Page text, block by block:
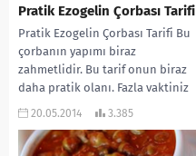
Pratik Ezogelin Çorbası Tarifi
Pratik Ezogelin Çorbası Tarifi Bu
çorbanın yapımı biraz
zahmetlidir. Bu tarif onun biraz
daha pratik olanı. Fazla vaktiniz
yoksa mutlaka...
20.05.2014 3.385